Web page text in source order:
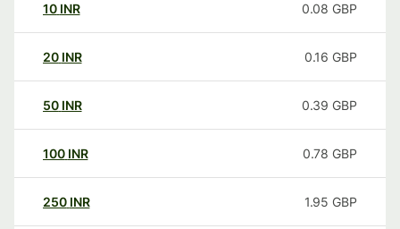
10 INR 0.08 GBP
20 INR 0.16 GBP
50 INR 0.39 GBP
100 INR 0.78 GBP
250 INR 1.95 GBP